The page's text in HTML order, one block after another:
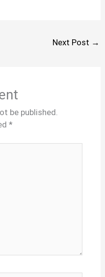
Next Post →
be published.
*